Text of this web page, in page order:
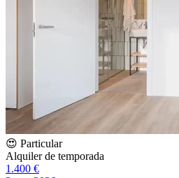
😍 Particular
Alquiler de temporada
1.400 €